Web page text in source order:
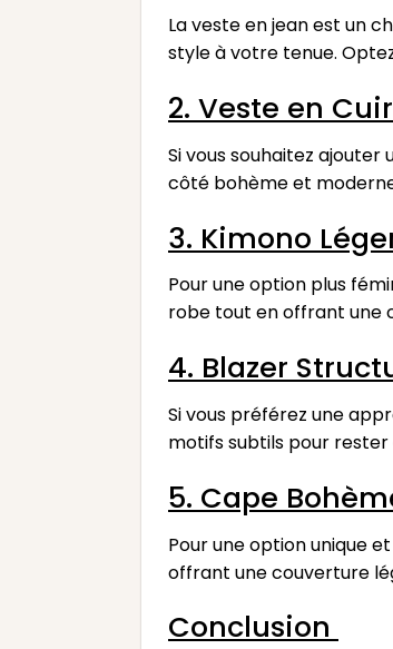
La veste en jean est un
style à votre tenue.
2. Veste en
Si vous souhaitez
côté bohème et
3. Kimono
Pour une option plus
robe tout en offrant une
4. Blazer
Si vous préférez une
motifs subtils pour
5. Cape
Pour une option unique
offrant une couverture
Conclusion